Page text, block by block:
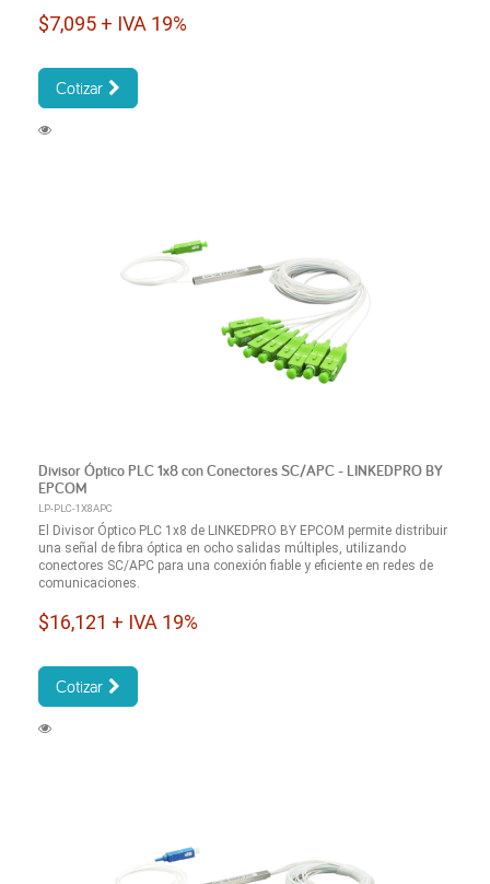
$7,095 + IVA 19%
Cotizar
Divisor Óptico PLC 1x8 con Conectores SC/APC - LINKEDPRO BY
EPCOM
LP-PLC-1X8APC
El Divisor Óptico PLC 1x8 de LINKEDPRO BY EPCOM permite distribuir
una señal de fibra óptica en ocho salidas múltiples, utilizando
conectores SC/APC para una conexión fiable y eficiente en redes de
comunicaciones.
$16,121 + IVA 19%
Cotizar